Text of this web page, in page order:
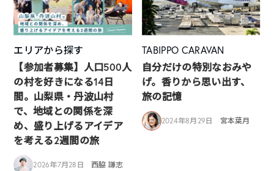
エリアから探す
【参加者募集】人口500人
の村を好きになる14日
間。山梨県・丹波山村
で、地域との関係を深
め、盛り上げるアイデア
を考える2週間の旅
2026年7月28日 西脇 謙志
TABIPPO CARAVAN
自分だけの特別なおみや
げ。香りから思い出す、
旅の記憶
2024年8月29日 宮本葉月